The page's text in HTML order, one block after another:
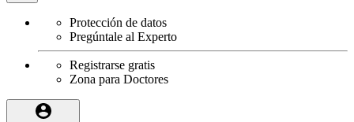
Protección de datos
Pregúntale al Experto
Registrarse gratis
Zona para Doctores